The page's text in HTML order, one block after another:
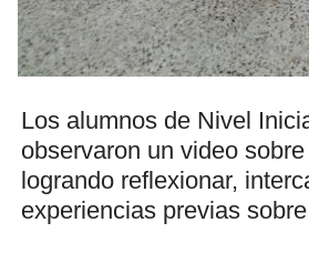
Los alumnos de Nivel
observaron un video
logrando reflexionar,
experiencias previas